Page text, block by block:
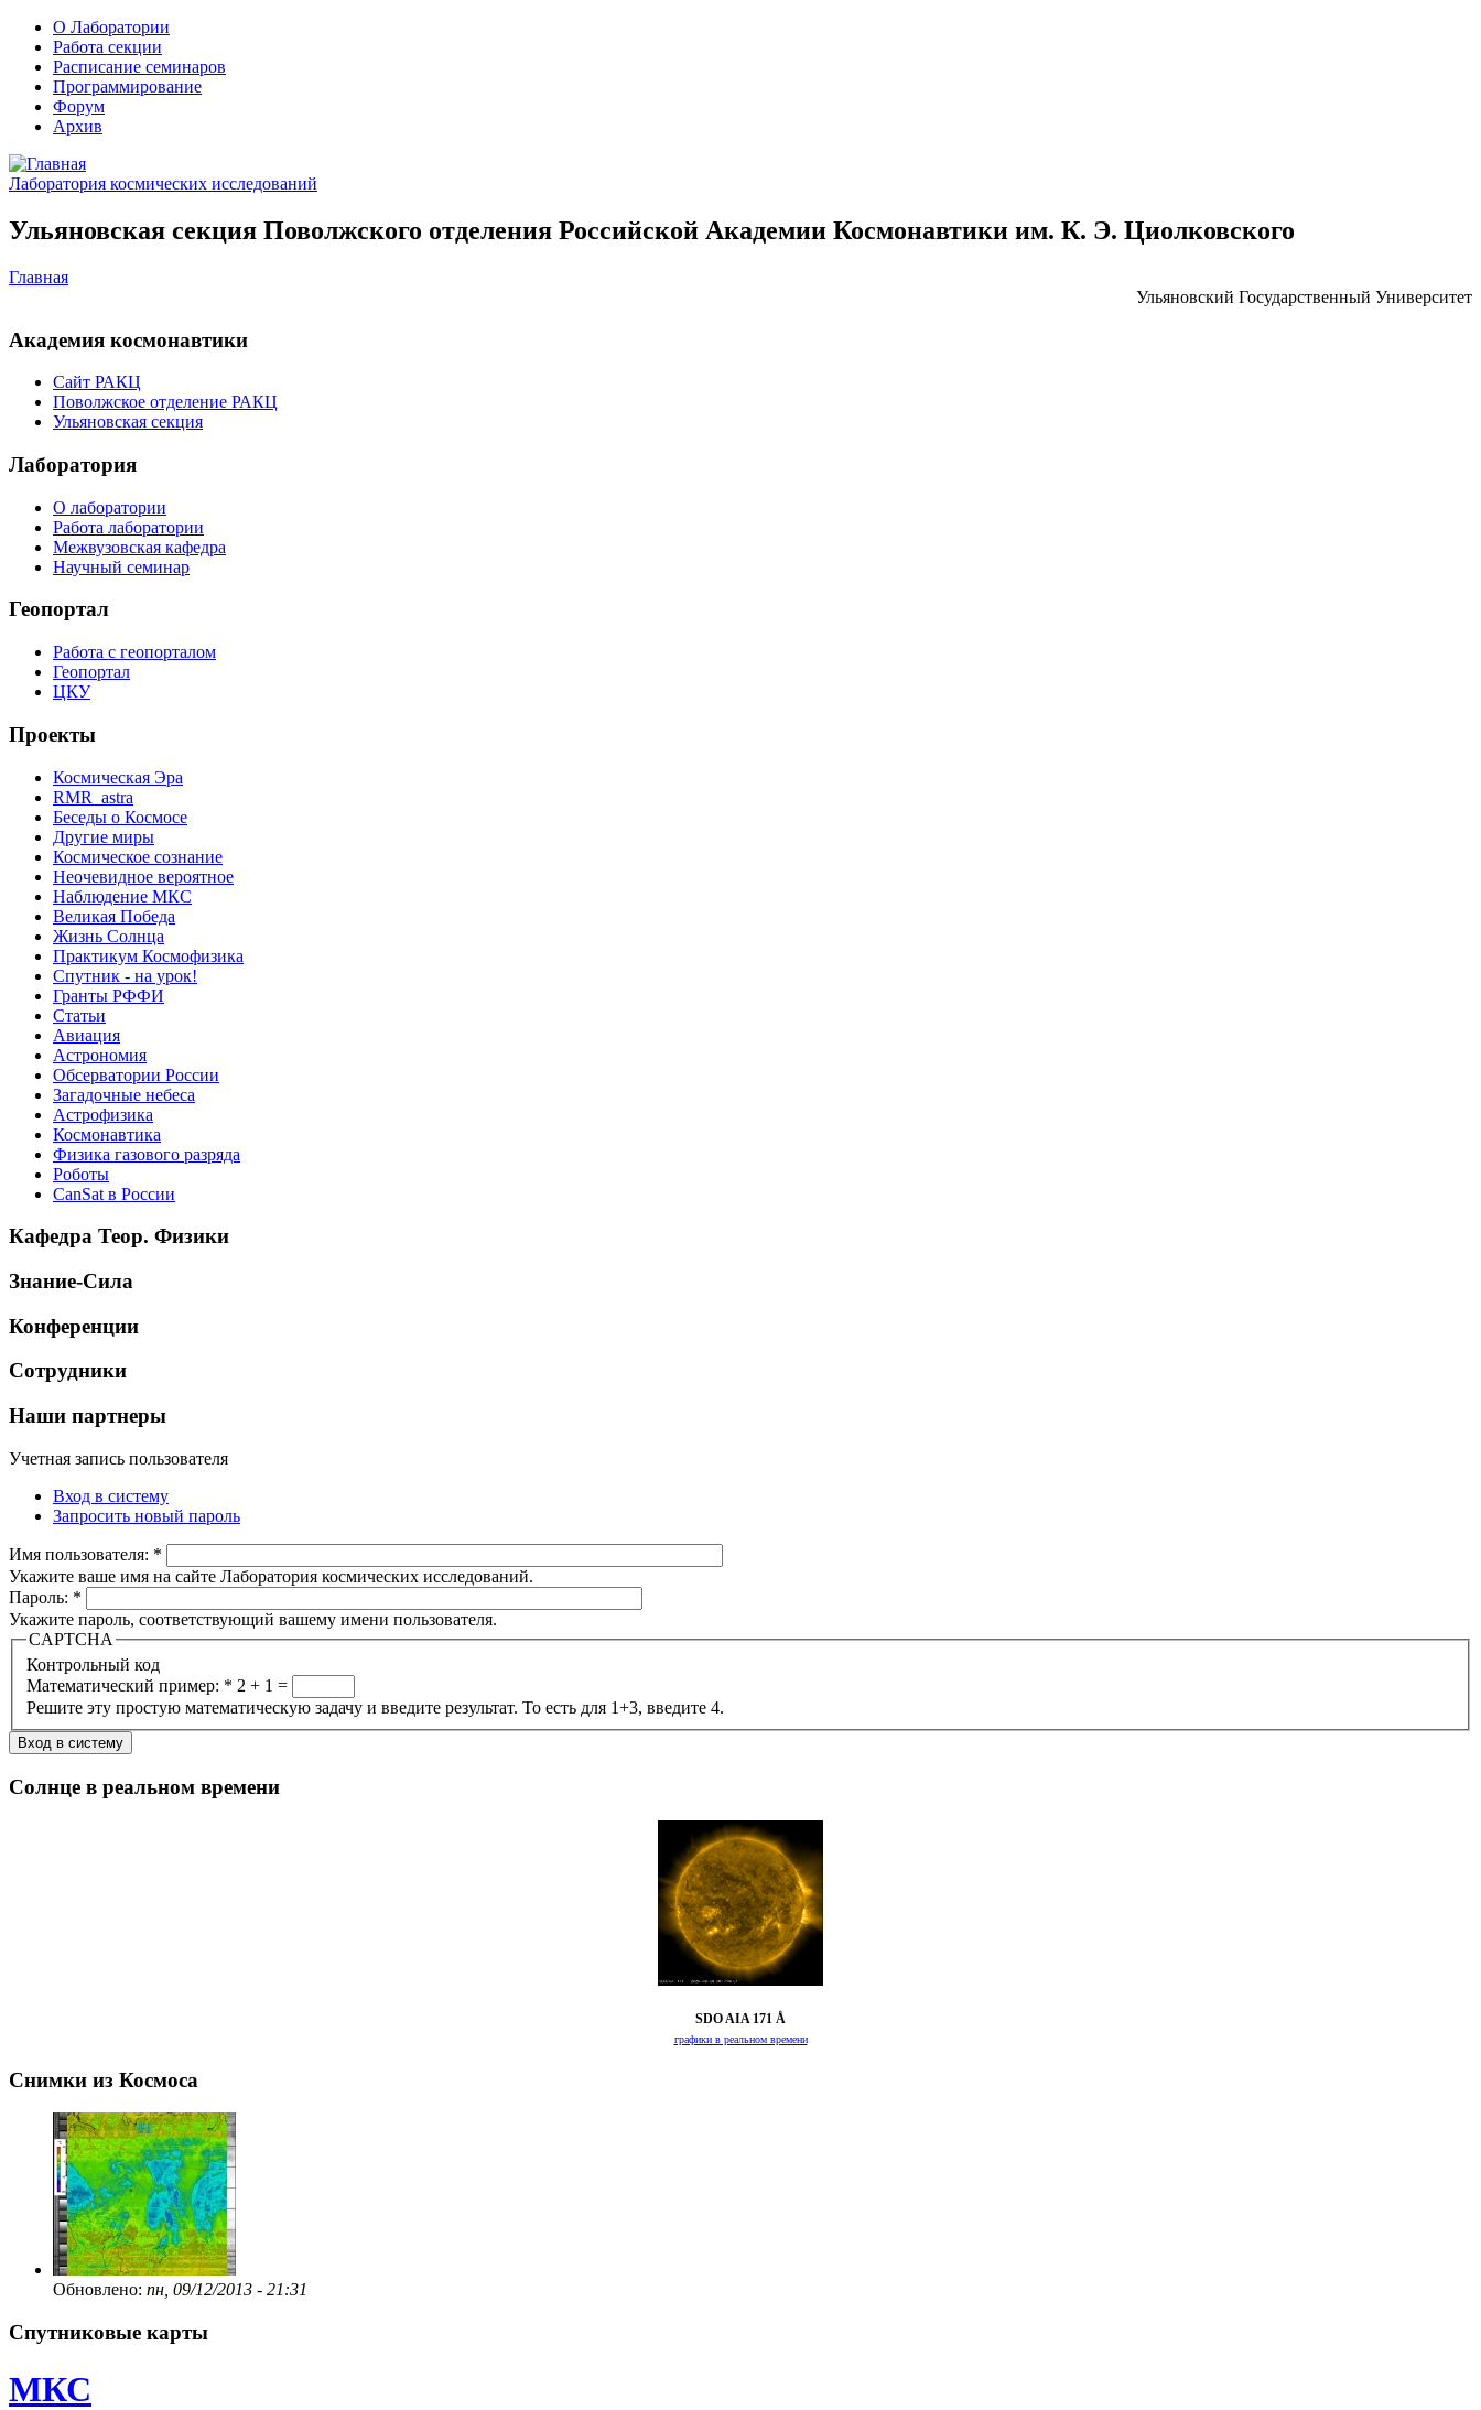
О Лаборатории
Работа секции
Расписание семинаров
Программирование
Форум
Архив
Лаборатория космических исследований
Ульяновская секция Поволжского отделения Российской Академии Космонавтики им. К. Э. Циолковского
Главная
Ульяновский Государственный Университет
Академия космонавтики
Сайт РАКЦ
Поволжское отделение РАКЦ
Ульяновская секция
Лаборатория
О лаборатории
Работа лаборатории
Межвузовская кафедра
Научный семинар
Геопортал
Работа с геопорталом
Геопортал
ЦКУ
Проекты
Космическая Эра
RMR_astra
Беседы о Космосе
Другие миры
Космическое сознание
Неочевидное вероятное
Наблюдение МКС
Великая Победа
Жизнь Солнца
Практикум Космофизика
Спутник - на урок!
Гранты РФФИ
Статьи
Авиация
Астрономия
Обсерватории России
Загадочные небеса
Астрофизика
Космонавтика
Физика газового разряда
Роботы
CanSat в России
Кафедра Теор. Физики
Знание-Сила
Конференции
Сотрудники
Наши партнеры
Учетная запись пользователя
Вход в систему
Запросить новый пароль
Имя пользователя: *
Укажите ваше имя на сайте Лаборатория космических исследований.
Пароль: *
Укажите пароль, соответствующий вашему имени пользователя.
CAPTCHA
Контрольный код
Математический пример: * 2 + 1 =
Решите эту простую математическую задачу и введите результат. То есть для 1+3, введите 4.
Солнце в реальном времени
SDO AIA 171 Å
графики в реальном времени
Снимки из Космоса
Обновлено: пн, 09/12/2013 - 21:31
Спутниковые карты
МКС